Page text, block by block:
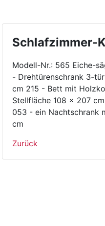
Schlafzimmer-
Modell-Nr.: 565 Eiche-
- Drehtürenschrank 3-
cm 215 - Bett mit
Stellfläche 108 x 207
053 - ein Nachtschrank
cm
Zurück